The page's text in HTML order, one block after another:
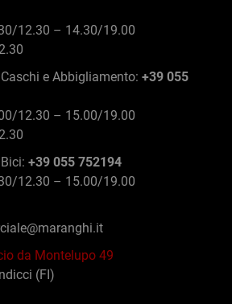
12.30 – 14.30/19.00
e Abbigliamento: +39 055
12.30 – 15.00/19.00
+39 055 752194
12.30 – 15.00/19.00
da Montelupo 49
(FI)